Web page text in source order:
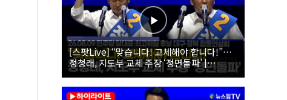
[스팟Live] “맞습니다! 교체해야 합니다!”…
정청래, 지도부 교체 주장 ‘정면돌파’ |
26.08.09 더불어민주당 당대표·최고위원 후
보 대구·경북 합동연설회